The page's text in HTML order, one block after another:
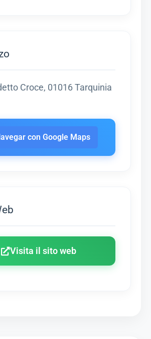
Croce, 01016 Tarquinia
con Google Maps
Visita il sito web